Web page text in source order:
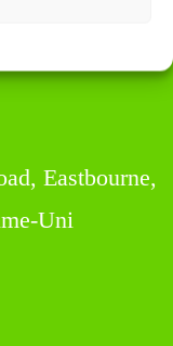
Eastbourne,
Uni